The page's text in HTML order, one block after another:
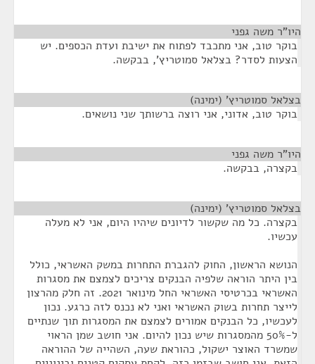
היו"ר משה גפני
בוקר טוב, אני מתכבד לפתוח את ישיבת ועדת הכספים. יש
הצעות לסדר? בצלאל סמוטריץ', בבקשה.
בצלאל סמוטריץ' (ימינה)
בוקר טוב, אדוני, אני רוצה ברשותך שני נושאים.
היו"ר משה גפני
בקצרה, בבקשה.
בצלאל סמוטריץ' (ימינה)
בקצרה. כל מה שקשור לדיונים שיהיו היום, אני לא מעלה
עכשיו.
הנושא הראשון, החוק להגברת התחרות במשק האשראי, כולל
בין היתר הוראה שלפיה הבנקים צריכים לצמצם את מסגרות
האשראי בכרטיסי האשראי החל מינואר 2021. זה חלק מהרצון
לייצר תחרות בשוק האשראי ואני לא נכנס לזה כרגע. נכון
לעכשיו, כל הבנקים אמורים לצמצם את המסגרות תוך שנתיים
ל-50% מהמסגרות שיש נכון להיום. אני חושב שמן הראוי
שמשרד האוצר ישקול, כהוראת שעה, השהייה של ההוראה